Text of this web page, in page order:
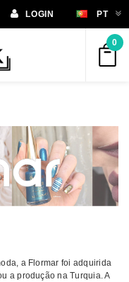
LOGIN PT
0
a Flormar foi adquirida
a produção na Turquia. A